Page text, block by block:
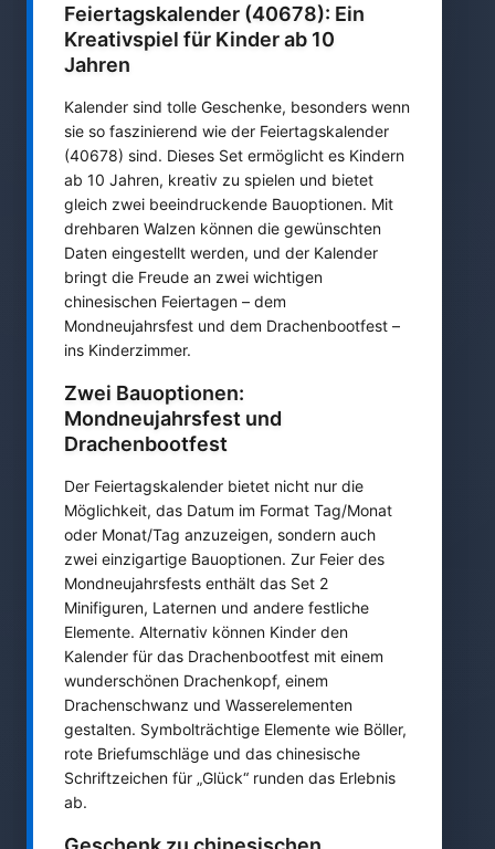
Feiertagskalender (40678): Ein
Kreativspiel für Kinder ab 10
Jahren
Kalender sind tolle Geschenke, besonders wenn
sie so faszinierend wie der Feiertagskalender
(40678) sind. Dieses Set ermöglicht es Kindern
ab 10 Jahren, kreativ zu spielen und bietet
gleich zwei beeindruckende Bauoptionen. Mit
drehbaren Walzen können die gewünschten
Daten eingestellt werden, und der Kalender
bringt die Freude an zwei wichtigen
chinesischen Feiertagen – dem
Mondneujahrsfest und dem Drachenbootfest –
ins Kinderzimmer.
Zwei Bauoptionen:
Mondneujahrsfest und
Drachenbootfest
Der Feiertagskalender bietet nicht nur die
Möglichkeit, das Datum im Format Tag/Monat
oder Monat/Tag anzuzeigen, sondern auch
zwei einzigartige Bauoptionen. Zur Feier des
Mondneujahrsfests enthält das Set 2
Minifiguren, Laternen und andere festliche
Elemente. Alternativ können Kinder den
Kalender für das Drachenbootfest mit einem
wunderschönen Drachenkopf, einem
Drachenschwanz und Wasserelementen
gestalten. Symbolträchtige Elemente wie Böller,
rote Briefumschläge und das chinesische
Schriftzeichen für „Glück“ runden das Erlebnis
ab.